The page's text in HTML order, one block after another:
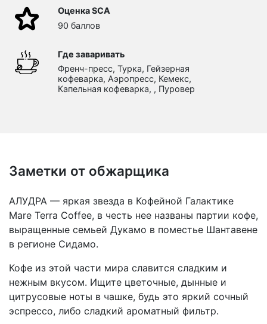
Оценка SCA
90 баллов
Где заваривать
Френч-пресс, Турка, Гейзерная
кофеварка, Аэропресс, Кемекс,
Капельная кофеварка, , Пуровер
Заметки от обжарщика
АЛУДРА — яркая звезда в Кофейной Галактике
Mare Terra Coffee, в честь нее названы партии кофе,
выращенные семьей Дукамо в поместье Шантавене
в регионе Сидамо.
Кофе из этой части мира славится сладким и
нежным вкусом. Ищите цветочные, дынные и
цитрусовые ноты в чашке, будь это яркий сочный
эспрессо, либо сладкий ароматный фильтр.